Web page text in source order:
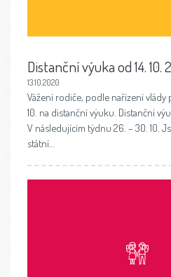
Distanční výuka od 14. 10.
13.10.2020
Vážení rodiče, podle nařízení vlády
10. na distanční výuku. Distanční
V následujícím týdnu 26. – 30. 10.
státní…